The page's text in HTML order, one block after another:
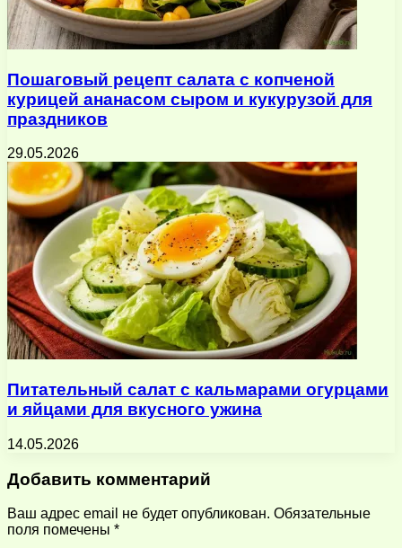
Пошаговый рецепт салата с копченой
курицей ананасом сыром и кукурузой для
праздников
29.05.2026
Питательный салат с кальмарами огурцами
и яйцами для вкусного ужина
14.05.2026
Добавить комментарий
Ваш адрес email не будет опубликован. Обязательные
поля помечены *